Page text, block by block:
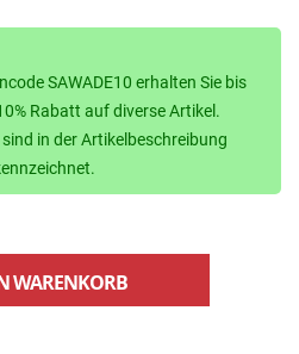
SAWADE10 erhalten Sie bis
Rabatt auf diverse Artikel.
in der Artikelbeschreibung
WARENKORB